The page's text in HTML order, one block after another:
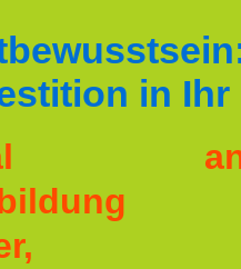
in Ihr